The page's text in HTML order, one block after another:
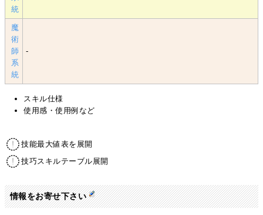
統
魔
術
師
系
統
-
スキル仕様
使用感・使用例など
技能最大値表を展開
技巧スキルテーブル展開
情報をお寄せ下さい